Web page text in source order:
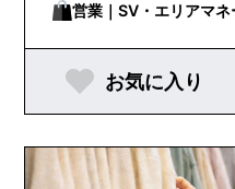
営業｜SV・エリアマネ
お気に入り